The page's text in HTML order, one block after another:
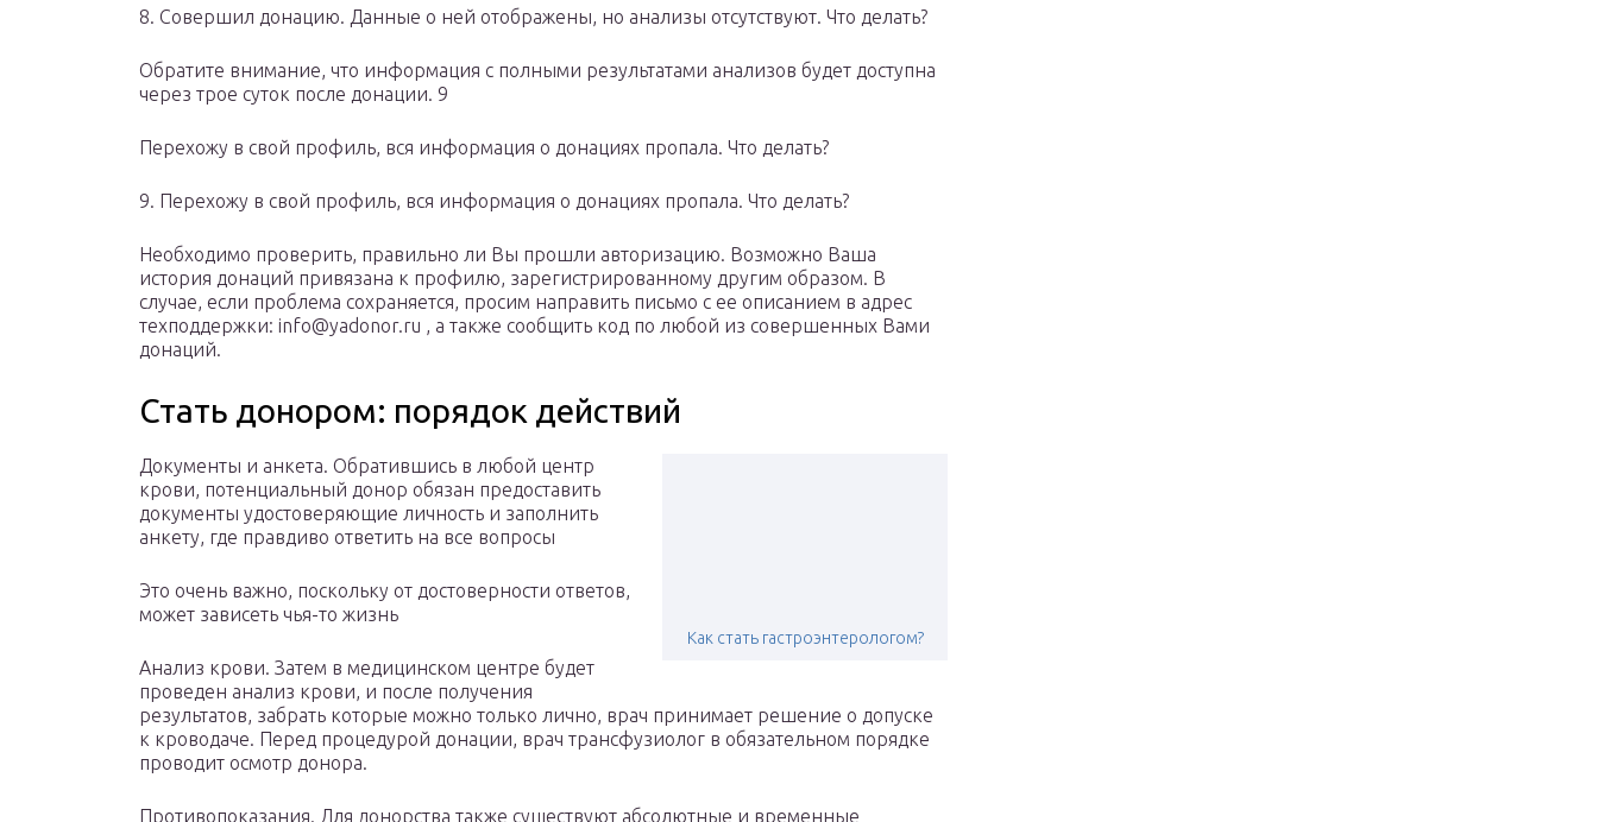
8. Совершил донацию. Данные о ней отображены, но анализы отсутствуют. Что делать?
Обратите внимание, что информация с полными результатами анализов будет доступна
через трое суток после донации. 9
Перехожу в свой профиль, вся информация о донациях пропала. Что делать?
9. Перехожу в свой профиль, вся информация о донациях пропала. Что делать?
Необходимо проверить, правильно ли Вы прошли авторизацию. Возможно Ваша
история донаций привязана к профилю, зарегистрированному другим образом. В
случае, если проблема сохраняется, просим направить письмо с ее описанием в адрес
техподдержки: info@yadonor.ru , а также сообщить код по любой из совершенных Вами
донаций.
Стать донором: порядок действий
Как стать гастроэнтерологом?
Документы и анкета. Обратившись в любой центр
крови, потенциальный донор обязан предоставить
документы удостоверяющие личность и заполнить
анкету, где правдиво ответить на все вопросы
Это очень важно, поскольку от достоверности ответов,
может зависеть чья-то жизнь
Анализ крови. Затем в медицинском центре будет
проведен анализ крови, и после получения
результатов, забрать которые можно только лично, врач принимает решение о допуске
к кроводаче. Перед процедурой донации, врач трансфузиолог в обязательном порядке
проводит осмотр донора.
Противопоказания. Для донорства также существуют абсолютные и временные